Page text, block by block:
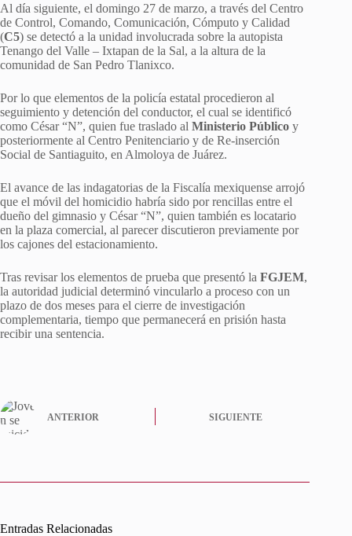
Al día siguiente, el domingo 27 de marzo, a través del Centro
de Control, Comando, Comunicación, Cómputo y Calidad
(C5) se detectó a la unidad involucrada sobre la autopista
Tenango del Valle – Ixtapan de la Sal, a la altura de la
comunidad de San Pedro Tlanixco.
Por lo que elementos de la policía estatal procedieron al
seguimiento y detención del conductor, el cual se identificó
como César “N”, quien fue traslado al Ministerio Público y
posteriormente al Centro Penitenciario y de Re-inserción
Social de Santiaguito, en Almoloya de Juárez.
El avance de las indagatorias de la Fiscalía mexiquense arrojó
que el móvil del homicidio habría sido por rencillas entre el
dueño del gimnasio y César “N”, quien también es locatario
en la plaza comercial, al parecer discutieron previamente por
los cajones del estacionamiento.
Tras revisar los elementos de prueba que presentó la FGJEM,
la autoridad judicial determinó vincularlo a proceso con un
plazo de dos meses para el cierre de investigación
complementaria, tiempo que permanecerá en prisión hasta
recibir una sentencia.
ANTERIOR SIGUIENTE
Entradas Relacionadas